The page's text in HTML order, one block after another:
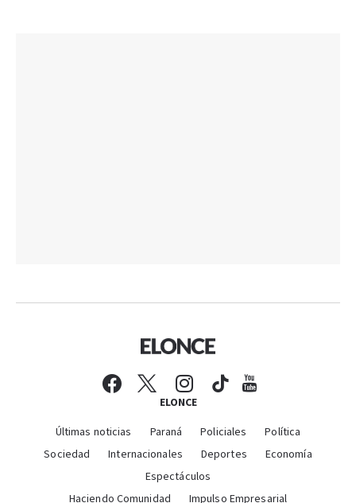
ELONCE
Últimas noticias Paraná Policiales
Política
Sociedad
Internacionales Deportes
Economía
Espectáculos
Haciendo Comunidad
Impulso Empresarial